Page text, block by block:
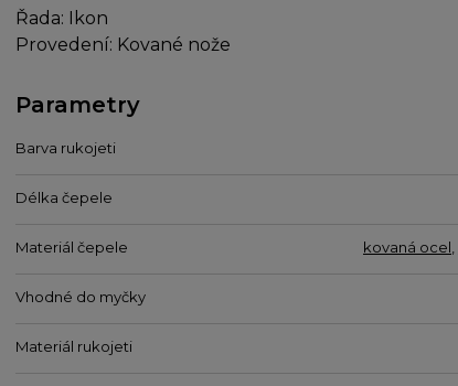
Řada: Ikon
Provedení: Kované nože
Parametry
Barva rukojeti
Délka čepele
Materiál čepele kovaná ocel,
Vhodné do myčky
Materiál rukojeti